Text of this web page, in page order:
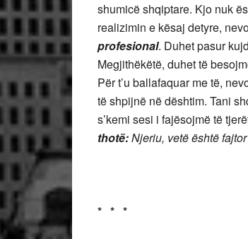
shumicë shqiptare. Kjo nuk
realizimin e kësaj detyre,
profesional. Duhet pasur
Megjithëkëtë, duhet të
Për t’u ballafaquar me të,
të shpijnë në dështim. Tani
s’kemi sesi i fajësojmë të
thotë:Njeriu, vetë është
* * *